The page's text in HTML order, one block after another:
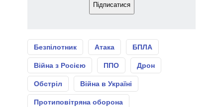
Підписатися
Безпілотник Атака БПЛА
Війна з Росією ППО Дрон
Обстріл Війна в Україні
Протиповітряна оборона